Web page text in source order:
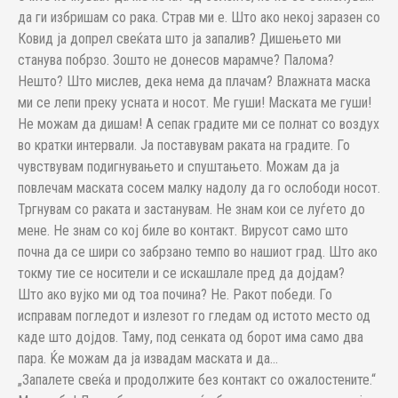
да ги избришам со рака. Страв ми е. Што ако некој заразен со
Ковид ја допрел свеќата што ја запалив? Дишењето ми
станува побрзо. Зошто не донесов марамче? Палома?
Нешто? Што мислев, дека нема да плачам? Влажната маска
ми се лепи преку усната и носот. Ме гуши! Маската ме гуши!
Не можам да дишам! А сепак градите ми се полнат со воздух
во кратки интервали. Ја поставувам раката на градите. Го
чувствувам подигнувањето и спуштањето. Можам да ја
повлечам маската сосем малку надолу да го ослободи носот.
Тргнувам со раката и застанувам. Не знам кои се луѓето до
мене. Не знам со кој биле во контакт. Вирусот само што
почна да се шири со забрзано темпо во нашиот град. Што ако
токму тие се носители и се искашлале пред да дојдам?
Што ако вујко ми од тоа почина? Не. Ракот победи. Го
исправам погледот и излезот го гледам од истото место од
каде што дојдов. Таму, под сенката од борот има само два
пара. Ќе можам да ја извадам маската и да…
„Запалете свеќа и продолжите без контакт со ожалостените.“